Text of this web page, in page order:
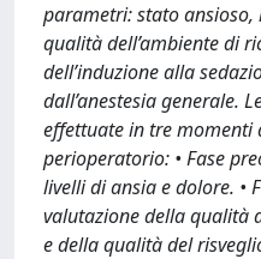
parametri: stato
qualità dell’ambiente di
dell’induzione alla
dall’anestesia generale.
effettuate in tre momenti
perioperatorio: • Fase
livelli di ansia e dolore. •
valutazione della qualità
e della qualità del